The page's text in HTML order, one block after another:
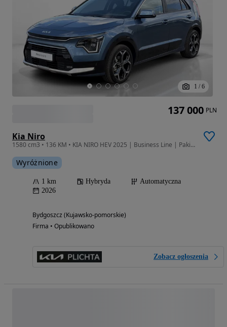
1 / 6
Kia Niro
1580 cm3 • 136 KM • KIA NIRO HEV 2025 | Business Line | Pakiet A18 | Mineral Blue |
Wyróżnione
1 km Hybryda
Automatyczna
2026
Bydgoszcz (Kujawsko-pomorskie)
Firma • Opublikowano
Zobacz ogłoszenia
137 000 PLN